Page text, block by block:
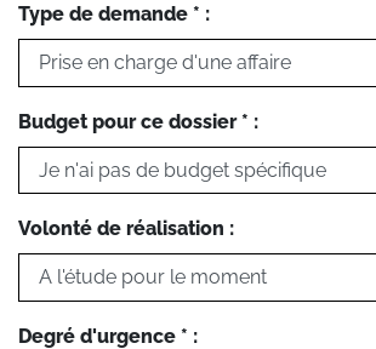
Type de demande * :
Budget pour ce dossier * :
Volonté de réalisation :
Degré d'urgence * :